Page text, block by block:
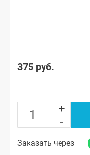
375 руб.
+
-
Заказать через: